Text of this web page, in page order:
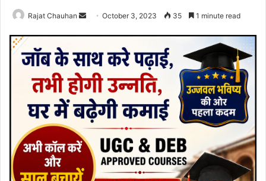
Rajat Chauhan
SendOctober 3, 2023 35 1 minute read